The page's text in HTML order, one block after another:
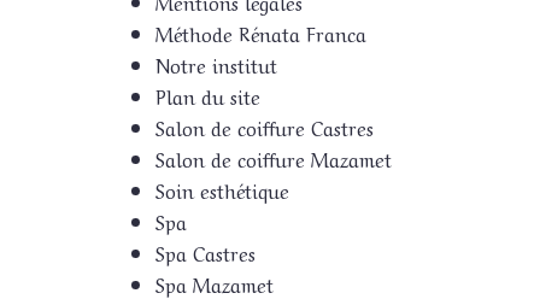
Méthode Rénata Franca
Notre institut
Plan du site
Salon de coiffure Castres
Salon de coiffure Mazamet
Soin esthétique
Spa
Spa Castres
Spa Mazamet